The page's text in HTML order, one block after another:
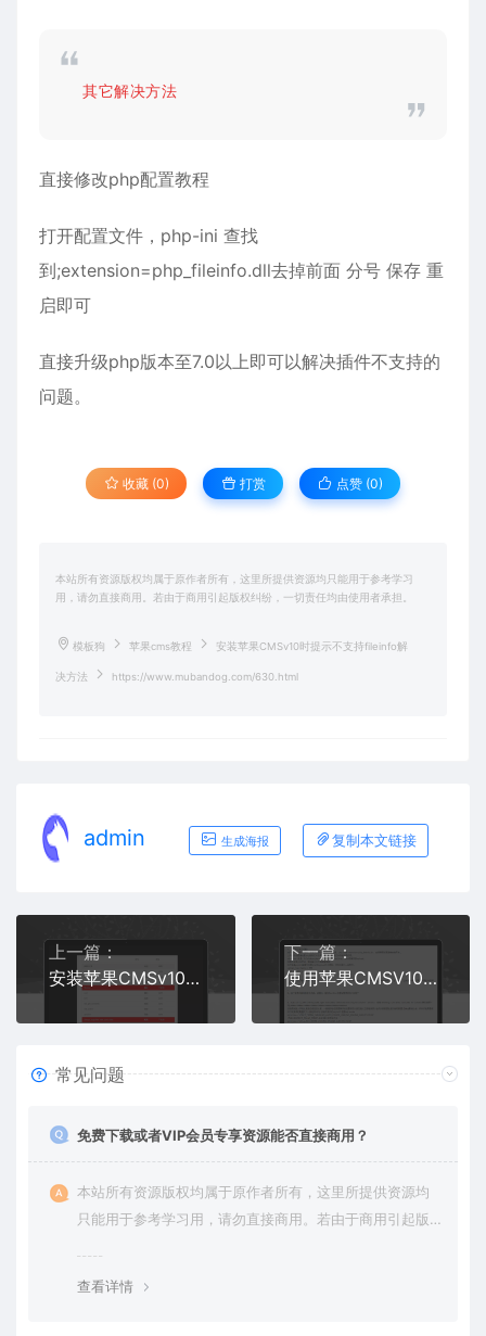
其它解决方法
直接修改php配置教程
打开配置文件，php-ini 查找
到;extension=php_fileinfo.dll去掉前面 分号 保存 重
启即可
直接升级php版本至7.0以上即可以解决插件不支持的
问题。
收藏 (0) 打赏 点赞 (0)
本站所有资源版权均属于原作者所有，这里所提供资源均只能用于参考学习
用，请勿直接商用。若由于商用引起版权纠纷，一切责任均由使用者承担。
模板狗 苹果cms教程 安装苹果CMSv10时提示不支持fileinfo解
决方法 https://www.mubandog.com/630.html
admin 生成海报 复制本文链接
上一篇：
安装苹果CMSv10报错always_populate_raw_post_data解决方法
下一篇：
使用苹果CMSV10常见问题整理官方版
常见问题
免费下载或者VIP会员专享资源能否直接商用？
本站所有资源版权均属于原作者所有，这里所提供资源均
只能用于参考学习用，请勿直接商用。若由于商用引起版
查看详情